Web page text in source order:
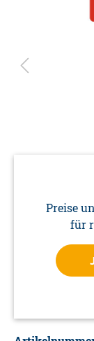
Preise
für